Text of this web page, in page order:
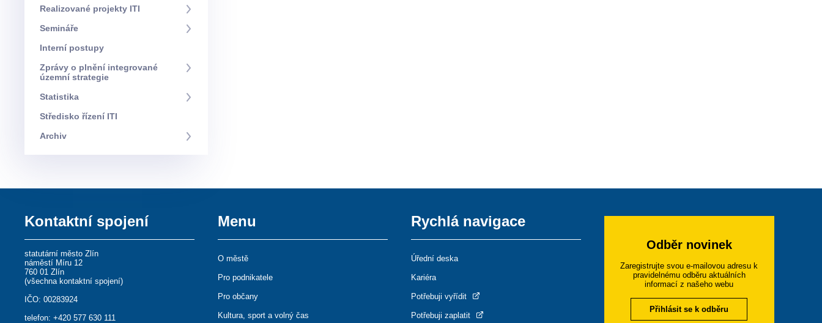
Realizované projekty ITI
Semináře
Interní postupy
Zprávy o plnění integrované
územní strategie
Statistika
Středisko řízení ITI
Archiv
Kontaktní spojení
statutární město Zlín
náměstí Míru 12
760 01 Zlín
(všechna kontaktní spojení)
IČO: 00283924
telefon:+420 577 630 111
Menu
O městě
Pro podnikatele
Pro občany
Kultura, sport a volný čas
Rychlá navigace
Úřední deska
Kariéra
Potřebuji vyřídit
Potřebuji zaplatit
Odběr novinek
Zaregistrujte svou e-mailovou adresu k
pravidelnému odběru aktuálních
informací z našeho webu
Přihlásit se k odběru